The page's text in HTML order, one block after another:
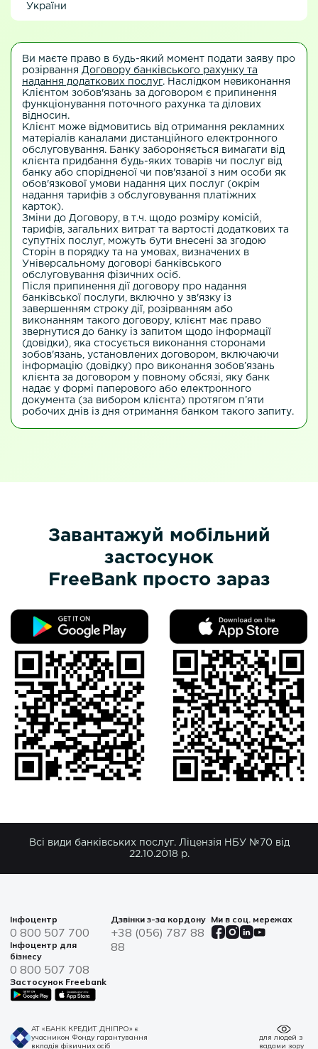
України
Ви маєте право в будь-який момент подати заяву про
розірвання Договору банківського рахунку та
надання додаткових послуг. Наслідком невиконання
Клієнтом зобов'язань за договором є припинення
функціонування поточного рахунка та ділових
відносин.
Клієнт може відмовитись від отримання рекламних
матеріалів каналами дистанційного електронного
обслуговування. Банку забороняється вимагати від
клієнта придбання будь-яких товарів чи послуг від
банку або спорідненої чи пов'язаної з ним особи як
обов'язкової умови надання цих послуг (окрім
надання тарифів з обслуговування платіжних
карток).
Зміни до Договору, в т.ч. щодо розміру комісій,
тарифів, загальних витрат та вартості додаткових та
супутніх послуг, можуть бути внесені за згодою
Сторін в порядку та на умовах, визначених в
Універсальному договорі банківського
обслуговування фізичних осіб.
Після припинення дії договору про надання
банківської послуги, включно у зв'язку із
завершенням строку дії, розірванням або
виконанням такого договору, клієнт має право
звернутися до банку із запитом щодо інформації
(довідки), яка стосується виконання сторонами
зобов'язань, установлених договором, включаючи
інформацію (довідку) про виконання зобов’язань
клієнта за договором у повному обсязі, яку банк
надає у формі паперового або електронного
документа (за вибором клієнта) протягом п’яти
робочих днів із дня отримання банком такого запиту.
Завантажуй мобільний
застосунок
FreeBank просто зараз
Всі види банківських послуг. Ліцензія НБУ №70 від
22.10.2018 р.
Інфоцентр
0 800 507 700
Інфоцентр для
бізнесу
0 800 507 708
Дзвінки з-за кордону
+38 (056) 787 88
88
Ми в соц. мережах
Застосунок Freebank
АТ «БАНК КРЕДИТ ДНІПРО» є
учасником Фонду гарантування
вкладів фізичних осіб
для людей з
вадами зору